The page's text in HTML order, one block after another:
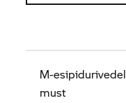
M-
must